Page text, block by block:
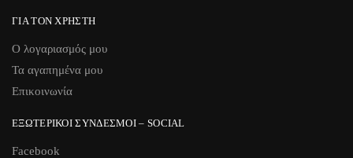
ΓΙΑ ΤΟΝ ΧΡΉΣΤΗ
Ο λογαριασμός μου
Τα αγαπημένα μου
Επικοινωνία
ΕΞΩΤΕΡΙΚΟΊ ΣΎΝΔΕΣΜΟΙ – SOCIAL
Facebook